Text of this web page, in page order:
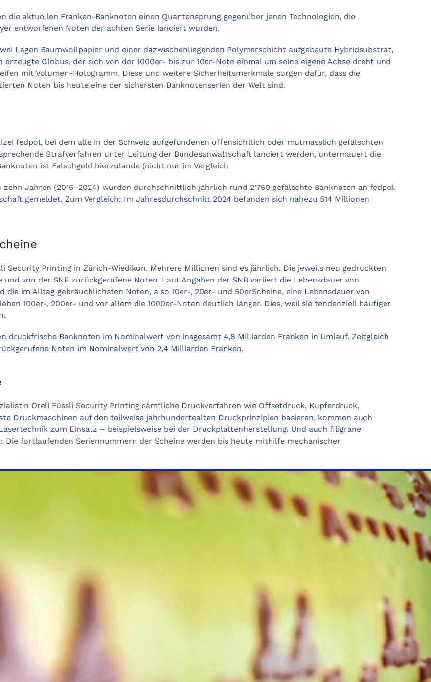
aktuellen Franken-Banknoten einen Quantensprung gegenüber jenen Technologien, die
entworfenen Noten der achten Serie lanciert wurden.
Lagen Baumwollpapier und einer dazwischenliegenden Polymerschicht aufgebaute Hybridsubstrat,
Globus, der sich von der 1000er- bis zur 10er-Note einmal um seine eigene Achse dreht und
mit Volumen-Hologramm. Diese und weitere Sicherheitsmerkmale sorgen dafür, dass die
Noten bis heute eine der sichersten Banknotenserien der Welt sind.
fedpol, bei dem alle in der Schweiz aufgefundenen offensichtlich oder mutmasslich gefälschten
Strafverfahren unter Leitung der Bundesanwaltschaft lanciert werden, untermauert die
ist Falschgeld hierzulande (nicht nur im Vergleich
Jahren (2015–2024) wurden durchschnittlich jährlich rund 2’750 gefälschte Banknoten an fedpol
gemeldet. Zum Vergleich: Im Jahresdurchschnitt 2024 befanden sich nahezu 514 Millionen
Security Printing in Zürich-Wiedikon. Mehrere Millionen sind es jährlich. Die jeweils neu gedruckten
von der SNB zurückgerufene Noten. Laut Angaben der SNB variiert die Lebensdauer von
die im Alltag gebräuchlichsten Noten, also 10er-, 20er- und 50erScheine, eine Lebensdauer von
100er-, 200er- und vor allem die 1000er-Noten deutlich länger. Dies, weil sie tendenziell häufiger
druckfrische Banknoten im Nominalwert von insgesamt 4,8 Milliarden Franken in Umlauf. Zeitgleich
Noten im Nominalwert von 2,4 Milliarden Franken.
Orell Füssli Security Printing sämtliche Druckverfahren wie Offsetdruck, Kupferdruck,
Druckmaschinen auf den teilweise jahrhundertealten Druckprinzipien basieren, kommen auch
zum Einsatz – beispielsweise bei der Druckplattenherstellung. Und auch filigrane
fortlaufenden Seriennummern der Scheine werden bis heute mithilfe mechanischer